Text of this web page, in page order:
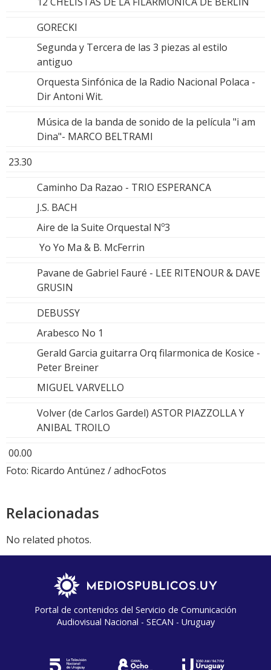
GORECKI
Segunda y Tercera de las 3 piezas al estilo
antiguo
Orquesta Sinfónica de la Radio Nacional Polaca -
Dir Antoni Wit.
Música de la banda de sonido de la película "i am
Dina"- MARCO BELTRAMI
23.30
Caminho Da Razao - TRIO ESPERANCA
J.S. BACH
Aire de la Suite Orquestal Nº3
Yo Yo Ma & B. McFerrin
Pavane de Gabriel Fauré - LEE RITENOUR & DAVE
GRUSIN
DEBUSSY
Arabesco No 1
Gerald Garcia guitarra Orq filarmonica de Kosice -
Peter Breiner
MIGUEL VARVELLO
Volver (de Carlos Gardel) ASTOR PIAZZOLLA Y
ANIBAL TROILO
00.00
Foto: Ricardo Antúnez / adhocFotos
Relacionadas
No related photos.
Portal de contenidos del Servicio de Comunicación
Audiovisual Nacional - SECAN - Uruguay